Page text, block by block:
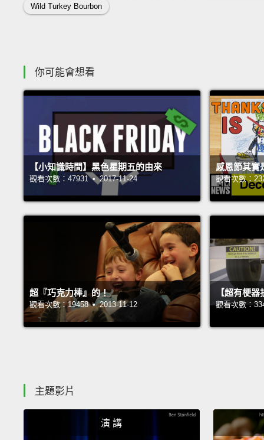
Wild Turkey Bourbon
你可能會想看
【小知識時間】黑色星期五的由來
觀看次數：47931 • 2017-11-24
感恩節其實
觀看次數：
超『巧克力棒』的！
觀看次數：19458 • 2013-11-12
【超有梗
觀看次數：
主題影片
演 講